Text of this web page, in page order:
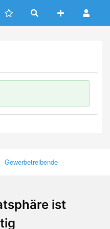
ist
Gewerbetreibende
Medien